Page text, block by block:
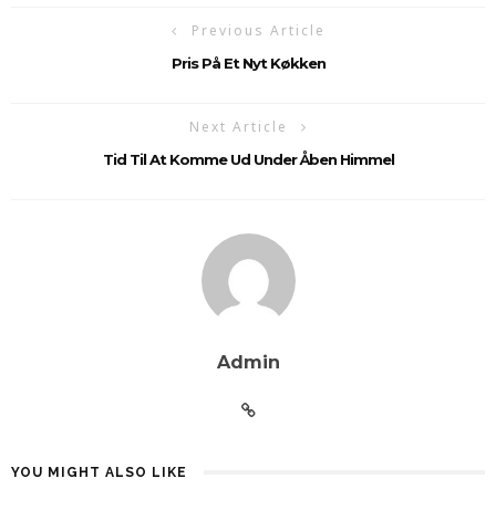
Previous Article
Pris På Et Nyt Køkken
Next Article
Tid Til At Komme Ud Under Åben Himmel
Admin
YOU MIGHT ALSO LIKE